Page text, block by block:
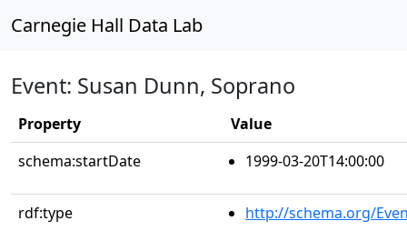
Carnegie Hall Data Lab
Event: Susan Dunn, Soprano
Property
Value
schema:startDate
1999-03-20T14:00:00
rdf:type http://schema.org/